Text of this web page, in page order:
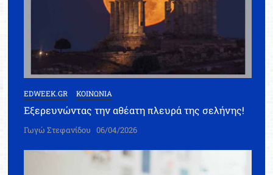
EDWEEK.GR ΚΟΙΝΩΝΙΑ
Εξερευνώντας την αθέατη πλευρά της σελήνης!
Γωγώ Στεφανίδου 06/04/2026